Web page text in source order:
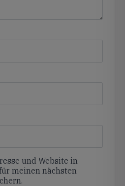
und Website in
meinen nächsten